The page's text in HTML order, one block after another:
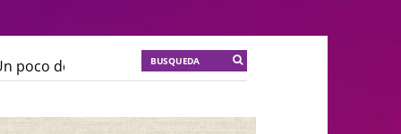
poco de locura para la cordura
de Teatro Rosa